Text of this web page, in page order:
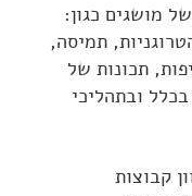
מושגים כגון:
תמיסה,
תכונות של
ובתהליכי
קבוצות